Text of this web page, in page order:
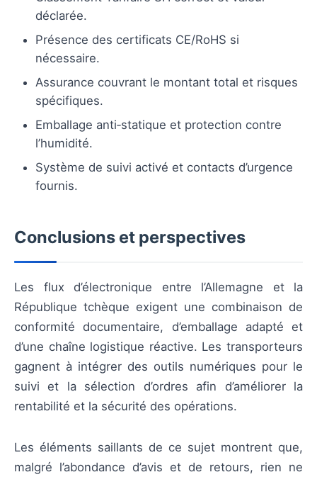
déclarée.
Présence des certificats CE/RoHS si
nécessaire.
Assurance couvrant le montant total et risques
spécifiques.
Emballage anti‑statique et protection contre
l’humidité.
Système de suivi activé et contacts d’urgence
fournis.
Conclusions et perspectives
Les flux d’électronique entre l’Allemagne et la
République tchèque exigent une combinaison de
conformité documentaire, d’emballage adapté et
d’une chaîne logistique réactive. Les transporteurs
gagnent à intégrer des outils numériques pour le
suivi et la sélection d’ordres afin d’améliorer la
rentabilité et la sécurité des opérations.
Les éléments saillants de ce sujet montrent que,
malgré l’abondance d’avis et de retours, rien ne